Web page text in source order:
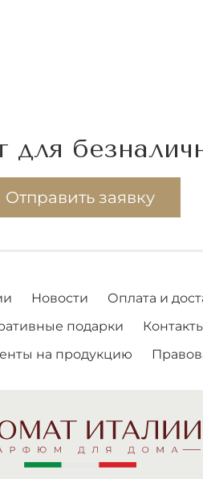
для
Отправить заявку
Новости
Оплата и
подарки
на продукцию